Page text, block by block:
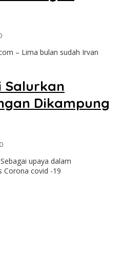
– Lima bulan sudah Irvan
Salurkan
Dikampung
upaya dalam
Corona covid -19